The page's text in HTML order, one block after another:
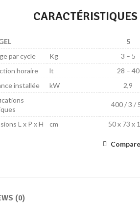
5
par cycle
Kg 3 – 5
horaire
lt 28 – 40
installée
kW 2,9
400 / 3 /
L x P x H cm 50 x 73 x
Compare
(0)